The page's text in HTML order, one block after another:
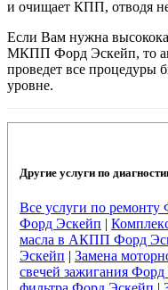
и очищает КПП, отводя
Если Вам нужна
МКПП Форд Эскейп, то
проведет все процедуры
уровне.
Другие услуги по
Все услуги по ремонту
Форд Эскейп |
масла в АКПП Форд
Эскейп | Замена
свечей зажигания